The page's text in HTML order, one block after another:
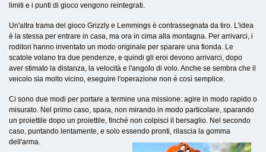
limiti e i punti di gioco vengono reintegrati.
Un'altra trama del gioco Grizzly e Lemmings è contrassegnata da tiro. L'idea
è la stessa per entrare in casa, ma ora in cima alla montagna. Per arrivarci, i
roditori hanno inventato un modo originale per sparare una fionda. Le
scatole volano tra due pendenze, e quindi gli eroi devono arrivarci, dopo
aver stimato la distanza, la velocità e l'angolo di volo. Anche se sembra che il
veicolo sia molto vicino, eseguire l'operazione non è così semplice.
Ci sono due modi per portare a termine una missione: agire in modo rapido o
misurato. Nel primo caso, spara, non mirando in modo particolare, sparando
un proiettile dopo un proiettile, finché non colpisci il bersaglio. Nel secondo
caso, puntando lentamente, e solo essendo pronti, rilascia la gomma
dell'arma.